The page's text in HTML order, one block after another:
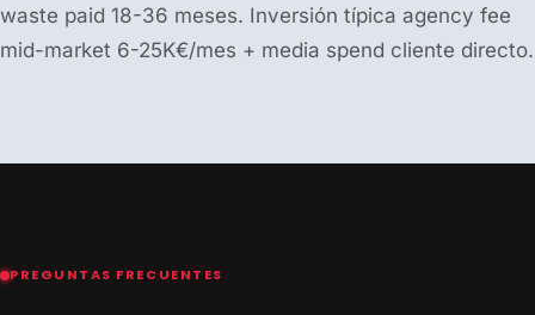
waste paid 18-36 meses. Inversión típica agency fee
mid-market 6-25K€/mes + media spend cliente directo.
PREGUNTAS FRECUENTES